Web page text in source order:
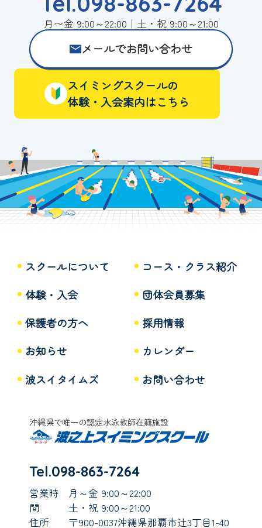
月〜金 9:00～22:00｜土・祝 9:00～21:00
メールでお問い合わせ
スイミングスクールの
体験・入会案内はこちら
スクールについて
コース・クラス紹介
体験・入会
団体会員募集
保護者の方へ
採用情報
お知らせ
カレンダー
波スイタイムズ
お問い合わせ
沖縄県で唯一の認定水泳教師在籍施設
Tel.098-863-7264
営業時
間
月～金 9:00～22:00
土・祝 9:00～21:00
住所
〒900-0037沖縄県那覇市辻3丁目1-40